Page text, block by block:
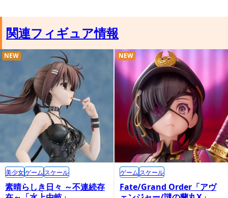
関連フィギュア情報
素晴らしき日々 ～不連続存
NEW
美少女ゲーム スケール
Fate/Grand Order「アヴ
NEW
ゲーム スケール